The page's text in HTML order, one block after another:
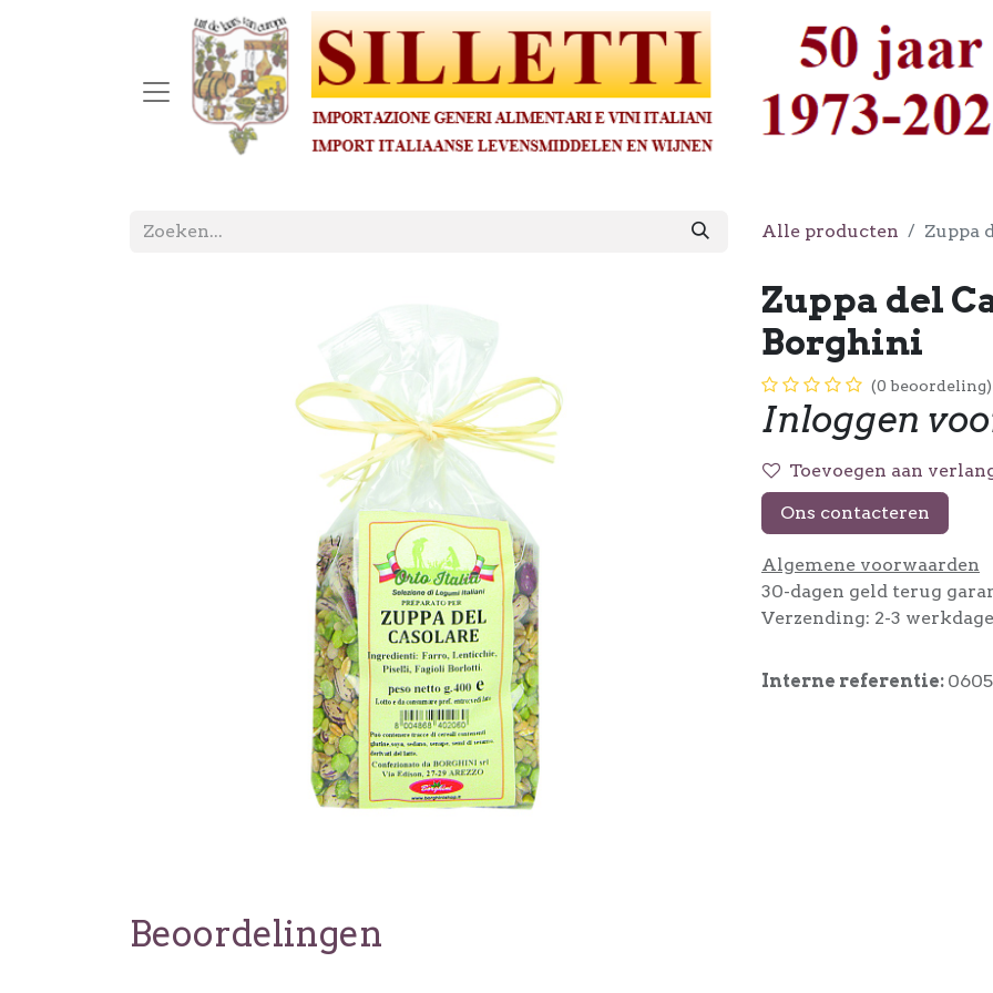
Alle producten Zuppa
Zuppa del
Borghini
(0 beoordeling)
Inloggen
Toevoegen aan
Ons contacteren
Algemene voorwaarden
30-dagen geld terug
Verzending: 2-3
Interne referentie:
Beoordelingen